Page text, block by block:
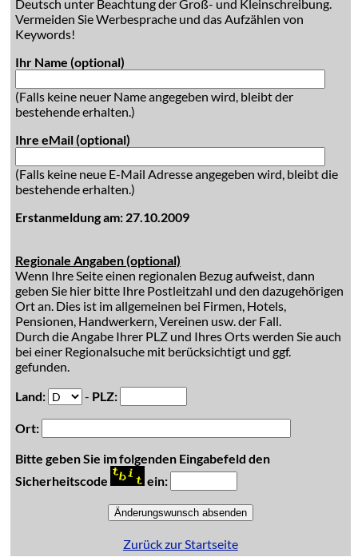
Deutsch unter Beachtung der Groß- und Kleinschreibung.
Vermeiden Sie Werbesprache und das Aufzählen von
Keywords!
Ihr Name (optional)
(Falls keine neuer Name angegeben wird, bleibt der
bestehende erhalten.)
Ihre eMail (optional)
(Falls keine neue E-Mail Adresse angegeben wird, bleibt die
bestehende erhalten.)
Erstanmeldung am: 27.10.2009
Regionale Angaben (optional)
Wenn Ihre Seite einen regionalen Bezug aufweist, dann
geben Sie hier bitte Ihre Postleitzahl und den dazugehörigen
Ort an. Dies ist im allgemeinen bei Firmen, Hotels,
Pensionen, Handwerkern, Vereinen usw. der Fall.
Durch die Angabe Ihrer PLZ und Ihres Orts werden Sie auch
bei einer Regionalsuche mit berücksichtigt und ggf.
gefunden.
Land:
- PLZ:
Ort:
Bitte geben Sie im folgenden Eingabefeld den
Sicherheitscode
ein:
Zurück zur Startseite